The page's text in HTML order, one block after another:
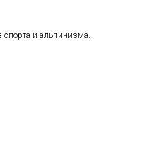
и альпинизма.